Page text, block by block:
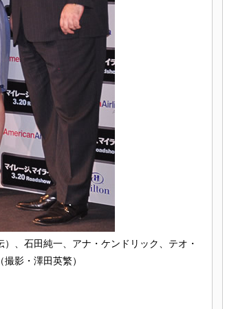
、石田純一、アナ・ケンドリック、テオ・
影・澤田英繁）